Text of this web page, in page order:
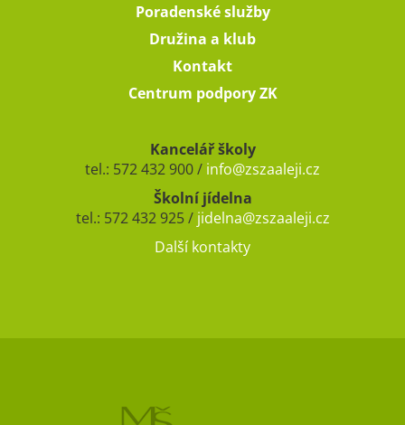
Poradenské služby
Družina a klub
Kontakt
Centrum podpory ZK
Kancelář školy
tel.: 572 432 900 / info@zszaaleji.cz
Školní jídelna
tel.: 572 432 925 / jidelna@zszaaleji.cz
Další kontakty